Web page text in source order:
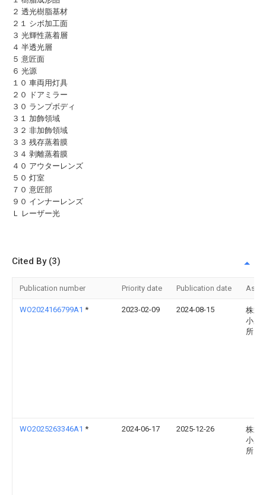
２ 透光樹脂基材
２１ シボ加工面
３ 光輝性蒸着層
４ 半透光層
５ 意匠面
６ 光源
１０ 車両用灯具
２０ ドアミラー
３０ ランプボディ
３１ 加飾領域
３２ 非加飾領域
３３ 残存蒸着膜
３４ 剥離蒸着膜
４０ アウターレンズ
５０ 灯室
７０ 意匠部
９０ インナーレンズ
Ｌ レーザー光
Cited By (3)
Publication number Priority date Publication date
WO2024166799A1 * 2023-02-09 2024-08-15
株式
小糸
所
WO2025263346A1 * 2024-06-17 2025-12-26
株式
小糸
所